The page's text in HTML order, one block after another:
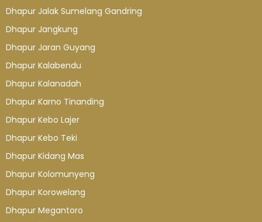
Dhapur Jalak Sumelang Gandring
Dhapur Jangkung
Dhapur Jaran Guyang
Dhapur Kalabendu
Dhapur Kalanadah
Dhapur Karno Tinanding
Dhapur Kebo Lajer
Dhapur Kebo Teki
Dhapur Kidang Mas
Dhapur Kolomunyeng
Dhapur Korowelang
Dhapur Megantoro